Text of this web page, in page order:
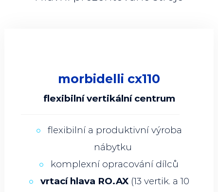
morbidelli cx110
flexibilní vertikální centrum
flexibilní a produktivní výroba
nábytku
komplexní opracování dílců
vrtací hlava RO.AX(13 vertik. a 10